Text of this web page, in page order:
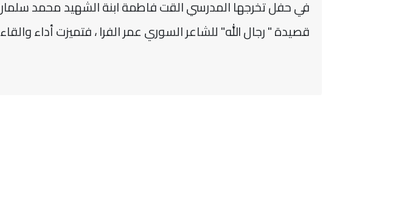
قصيدة " رجال الله" للشاعر السوري عمر الفرا ، فتميزت أداء والقاء